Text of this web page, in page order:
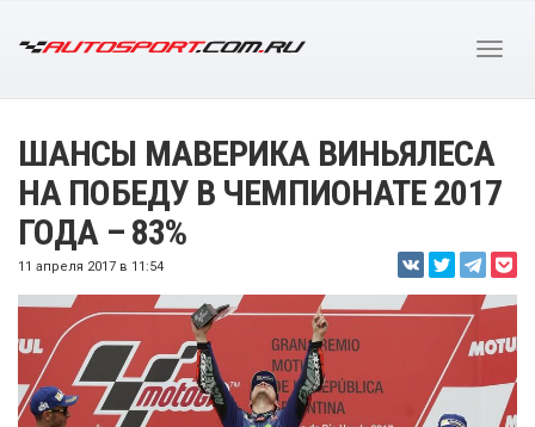
ШАНСЫ МАВЕРИКА ВИНЬЯЛЕСА
НА ПОБЕДУ В ЧЕМПИОНАТЕ 2017
ГОДА – 83%
11 апреля 2017 в 11:54